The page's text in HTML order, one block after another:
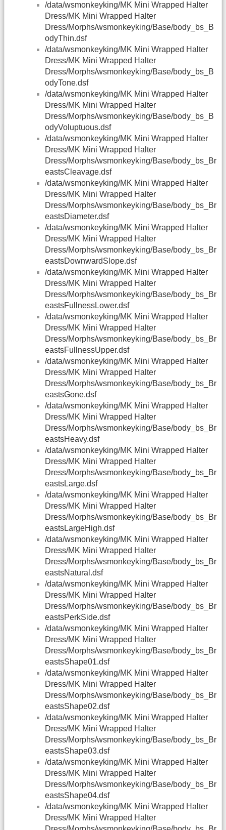
/data/wsmonkeyking/MK Mini Wrapped Halter
Dress/MK Mini Wrapped Halter
Dress/Morphs/wsmonkeyking/Base/body_bs_B
odyThin.dsf
/data/wsmonkeyking/MK Mini Wrapped Halter
Dress/MK Mini Wrapped Halter
Dress/Morphs/wsmonkeyking/Base/body_bs_B
odyTone.dsf
/data/wsmonkeyking/MK Mini Wrapped Halter
Dress/MK Mini Wrapped Halter
Dress/Morphs/wsmonkeyking/Base/body_bs_B
odyVoluptuous.dsf
/data/wsmonkeyking/MK Mini Wrapped Halter
Dress/MK Mini Wrapped Halter
Dress/Morphs/wsmonkeyking/Base/body_bs_Br
eastsCleavage.dsf
/data/wsmonkeyking/MK Mini Wrapped Halter
Dress/MK Mini Wrapped Halter
Dress/Morphs/wsmonkeyking/Base/body_bs_Br
eastsDiameter.dsf
/data/wsmonkeyking/MK Mini Wrapped Halter
Dress/MK Mini Wrapped Halter
Dress/Morphs/wsmonkeyking/Base/body_bs_Br
eastsDownwardSlope.dsf
/data/wsmonkeyking/MK Mini Wrapped Halter
Dress/MK Mini Wrapped Halter
Dress/Morphs/wsmonkeyking/Base/body_bs_Br
eastsFullnessLower.dsf
/data/wsmonkeyking/MK Mini Wrapped Halter
Dress/MK Mini Wrapped Halter
Dress/Morphs/wsmonkeyking/Base/body_bs_Br
eastsFullnessUpper.dsf
/data/wsmonkeyking/MK Mini Wrapped Halter
Dress/MK Mini Wrapped Halter
Dress/Morphs/wsmonkeyking/Base/body_bs_Br
eastsGone.dsf
/data/wsmonkeyking/MK Mini Wrapped Halter
Dress/MK Mini Wrapped Halter
Dress/Morphs/wsmonkeyking/Base/body_bs_Br
eastsHeavy.dsf
/data/wsmonkeyking/MK Mini Wrapped Halter
Dress/MK Mini Wrapped Halter
Dress/Morphs/wsmonkeyking/Base/body_bs_Br
eastsLarge.dsf
/data/wsmonkeyking/MK Mini Wrapped Halter
Dress/MK Mini Wrapped Halter
Dress/Morphs/wsmonkeyking/Base/body_bs_Br
eastsLargeHigh.dsf
/data/wsmonkeyking/MK Mini Wrapped Halter
Dress/MK Mini Wrapped Halter
Dress/Morphs/wsmonkeyking/Base/body_bs_Br
eastsNatural.dsf
/data/wsmonkeyking/MK Mini Wrapped Halter
Dress/MK Mini Wrapped Halter
Dress/Morphs/wsmonkeyking/Base/body_bs_Br
eastsPerkSide.dsf
/data/wsmonkeyking/MK Mini Wrapped Halter
Dress/MK Mini Wrapped Halter
Dress/Morphs/wsmonkeyking/Base/body_bs_Br
eastsShape01.dsf
/data/wsmonkeyking/MK Mini Wrapped Halter
Dress/MK Mini Wrapped Halter
Dress/Morphs/wsmonkeyking/Base/body_bs_Br
eastsShape02.dsf
/data/wsmonkeyking/MK Mini Wrapped Halter
Dress/MK Mini Wrapped Halter
Dress/Morphs/wsmonkeyking/Base/body_bs_Br
eastsShape03.dsf
/data/wsmonkeyking/MK Mini Wrapped Halter
Dress/MK Mini Wrapped Halter
Dress/Morphs/wsmonkeyking/Base/body_bs_Br
eastsShape04.dsf
/data/wsmonkeyking/MK Mini Wrapped Halter
Dress/MK Mini Wrapped Halter